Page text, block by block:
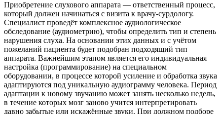
Приобретение слухового аппарата — ответственный процесс,
который должен начинаться с визита к врачу-сурдологу.
Специалист проведёт комплексное аудиологическое
обследование (аудиометрию), чтобы определить тип и степень
нарушения слуха. На основании этих данных и с учётом
пожеланий пациента будет подобран подходящий тип
аппарата. Важнейшим этапом является его индивидуальная
настройка (программирование) на специальном
оборудовании, в процессе которой усиление и обработка звука
адаптируются под уникальную аудиограмму человека. Период
адаптации к новому звучанию может занять несколько недель,
в течение которых мозг заново учится интерпретировать
давно забытые или искажённые звуки. При должном подборе